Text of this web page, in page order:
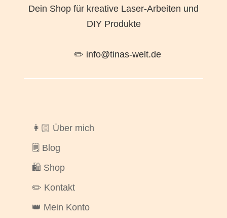
Dein Shop für kreative Laser-Arbeiten und
DIY Produkte
✏️ info@tinas-welt.de
👩🏻 Über mich
🗒️ Blog
🛍️ Shop
✏️ Kontakt
👑 Mein Konto